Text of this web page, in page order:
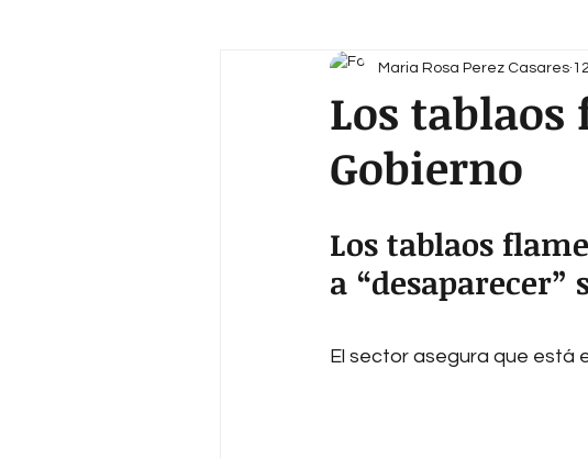
Los
Gobierno
Maria Rosa Perez Casares
Los tablaos
a
El sector asegura que está